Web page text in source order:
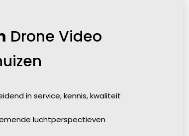
Drone Video
in service, kennis, kwaliteit
luchtperspectieven